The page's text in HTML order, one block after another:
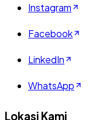
Instagram
Facebook
LinkedIn
WhatsApp
Lokasi Kami